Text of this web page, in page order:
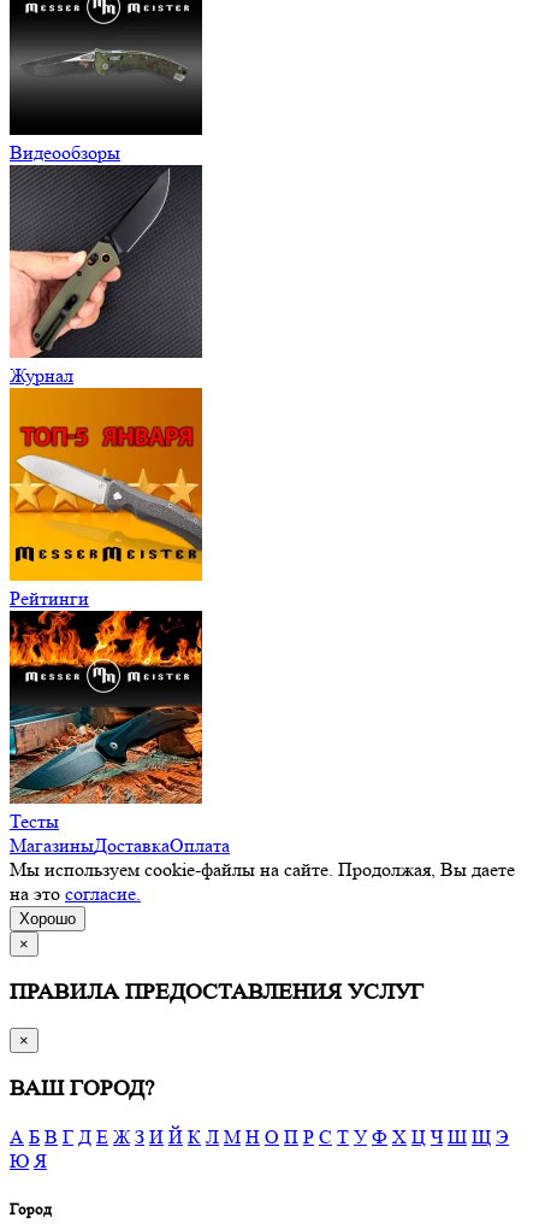
Видеообзоры
Журнал
Рейтинги
Тесты
МагазиныДоставкаОплата
Мы используем cookie-файлы на сайте. Продолжая, Вы даете
на это согласие.
Хорошо
×
ПРАВИЛА ПРЕДОСТАВЛЕНИЯ УСЛУГ
×
ВАШ ГОРОД?
А Б В Г Д Е Ж З И Й К Л М Н О П Р С Т У Ф Х Ц Ч Ш Щ Э
Ю Я
Город